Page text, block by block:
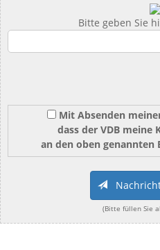
Bitte geben Sie
Mit Absenden
dass der VDB
an den oben
Nachricht
(Bitte füllen Sie